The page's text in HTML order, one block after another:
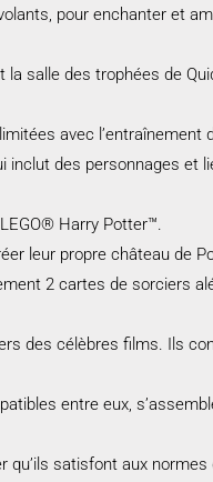
pour enchanter et
la salle des trophées de
avec l’entraînement
des personnages et
Harry Potter™.
leur propre château de
2 cartes de sorciers
des célèbres films. Ils
entre eux,
qu’ils satisfont aux